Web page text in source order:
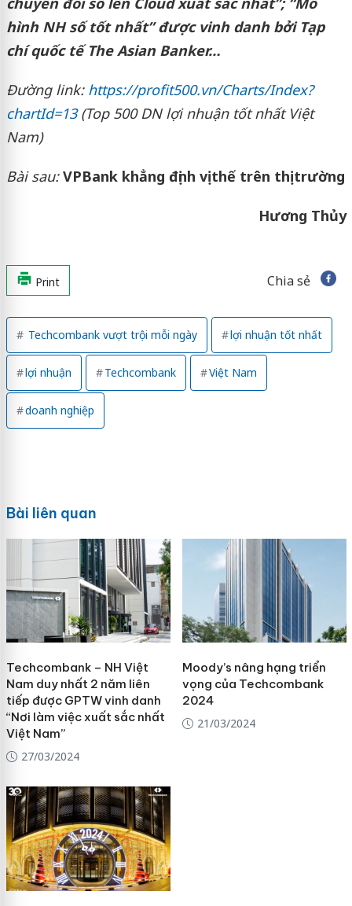
hình NH số tốt nhất” được vinh danh bởi Tạp
chí quốc tế The Asian Banker…
Đường link: https://profit500.vn/Charts/Index?
chartId=13(Top 500 DN lợi nhuận tốt nhất Việt
Nam)
Bài sau:VPBank khẳng định vị thế trên thị trường
Hương Thủy
Print Chia sẻ
Techcombank vượt trội mỗi ngày lợi nhuận tốt nhất
lợi nhuận Techcombank Việt Nam
doanh nghiệp
Bài liên quan
Techcombank – NH Việt
Nam duy nhất 2 năm liên
tiếp được GPTW vinh danh
“Nơi làm việc xuất sắc nhất
Việt Nam”
27/03/2024
Moody’s nâng hạng triển
vọng của Techcombank
2024
21/03/2024